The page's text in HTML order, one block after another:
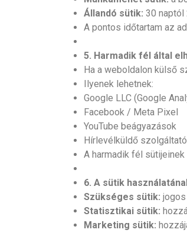
Állandó sütik: 30 naptól
A pontos időtartam az
5. Harmadik fél által
Ha a weboldalon külső
Ilyenek lehetnek:
Google LLC (Google
Facebook / Meta Pixel
YouTube beágyazások
Hírlevélküldő
A harmadik fél
6. A sütik
Szükséges sütik:
Statisztikai sütik:
Marketing sütik: